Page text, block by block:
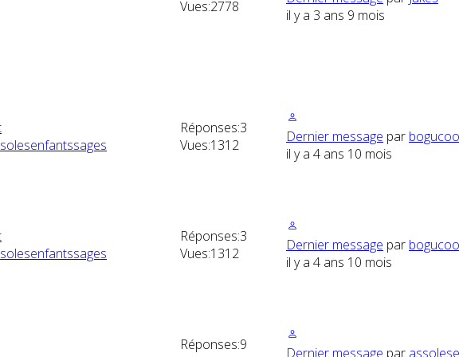
Vues:2778
il y a 3 ans 9 mois
Réponses:3
Vues:1312 Dernier message par
il y a 4 ans 10 mois
Réponses:3
Vues:1312 Dernier message par
il y a 4 ans 10 mois
Réponses:9
Dernier message par